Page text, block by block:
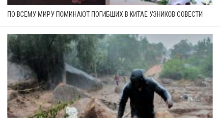
ПО ВСЕМУ МИРУ ПОМИНАЮТ ПОГИБШИХ В КИТАЕ УЗНИКОВ СОВЕСТИ